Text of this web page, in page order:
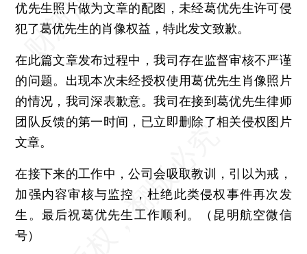
医号美容针为何频生乱象？多肽原料使用痛点亟待解决
欧盟推出电力市场改革方案 加速转型
特朗普任内的国安顾问扬言战时台积电工厂“不会完好” 以免被大陆接管
优先生照片做为文章的配图，未经葛优先生许可侵
犯了葛优先生的肖像权益，特此发文致歉。
在此篇文章发布过程中，我司存在监督审核不严谨
的问题。出现本次未经授权使用葛优先生肖像照片
的情况，我司深表歉意。我司在接到葛优先生律师
团队反馈的第一时间，已立即删除了相关侵权图片
文章。
在接下来的工作中，公司会吸取教训，引以为戒，
加强内容审核与监控，杜绝此类侵权事件再次发
生。最后祝葛优先生工作顺利。（昆明航空微信
号）